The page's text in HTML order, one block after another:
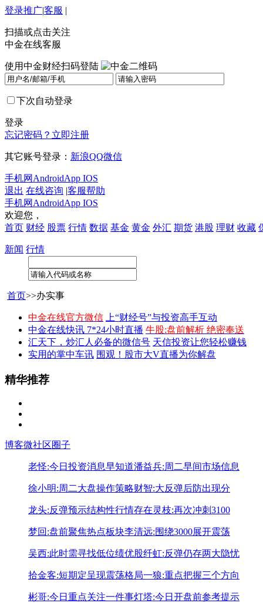
登录推广|客服 |
扫描或点击关注
中金在线客服
使用中金财经扫码登陆
下次自动登录
登录
忘记密码？ 立即注册
其它账号登录： 新浪QQ微信
手机网 AndroidApp IOS
退出 在线咨询 |客服帮助
手机网 AndroidApp IOS
欢迎您，
首页 财经 股票 行情 数据 基金 黄金 外汇 期货 港股 理财 收藏
新闻 行情
首页>>办实事
中金在线官方微信
上“财经号”与投资高手互动
中金在线快讯 7*24小时直播 牛股:盘前解析 绝密奉送
汇天下，炒汇人必备的微信号 天信投资让您轻松赚钱
实用的掌中车讯 围观！股市大V直播为你解盘
精华推荐
博客微社区圈子
老怪:今日投资消息早知道潘益兵:周二早间市场信息
徐小明:周二大盘操作策略财智:大反弹后防出现分
龙头:反弹预示结构性行情存在灵枝:再次冲刺3100
梦回:盘前聚焦热点板块李清远:围绕3000展开震荡
吴西:此时需寻找低位绩优股纤虹:反弹仍存两大隐忧
拾金客:短期定呈现震荡格局一狼:重点把握三个方向
彬哥:今日重点关注一件事灯塔:今日开盘前参考提示